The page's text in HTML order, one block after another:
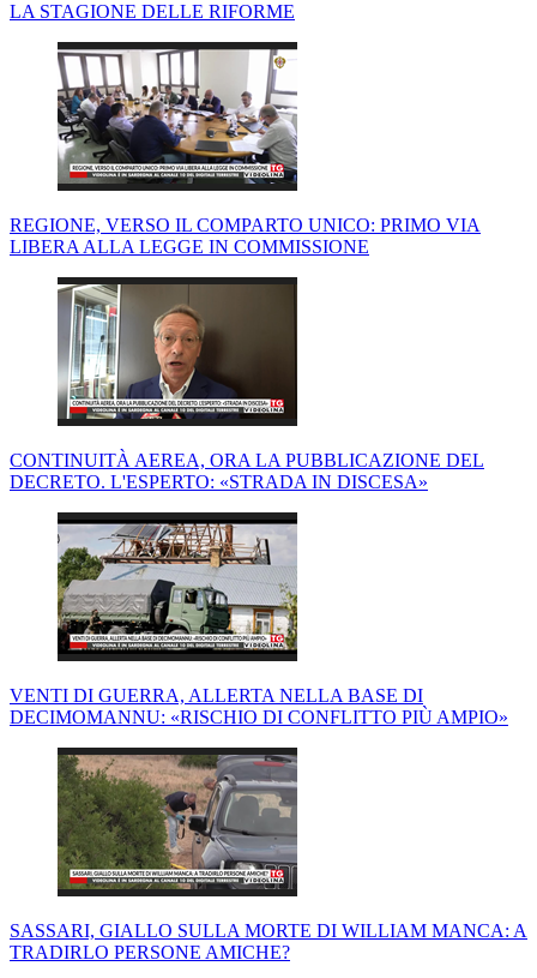
LA STAGIONE DELLE RIFORME
REGIONE, VERSO IL COMPARTO UNICO: PRIMO VIA
LIBERA ALLA LEGGE IN COMMISSIONE
CONTINUITÀ AEREA, ORA LA PUBBLICAZIONE DEL
DECRETO. L'ESPERTO: «STRADA IN DISCESA»
VENTI DI GUERRA, ALLERTA NELLA BASE DI
DECIMOMANNU: «RISCHIO DI CONFLITTO PIÙ AMPIO»
SASSARI, GIALLO SULLA MORTE DI WILLIAM MANCA: A
TRADIRLO PERSONE AMICHE?